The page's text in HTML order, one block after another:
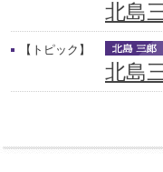
北島
【トピック】
北島